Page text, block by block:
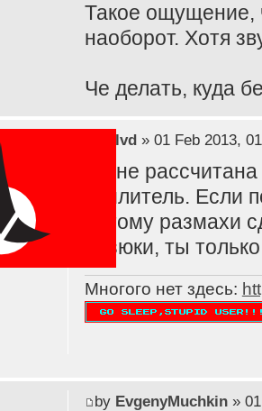
Такое ощущение,
наоборот. Хотя
Че делать, куда
lvd» 01 Feb 2013,
TS не
усилитель. Если
потому размахи
резюки, ты
Многого нет здесь:
by EvgenyMuchkin» 01